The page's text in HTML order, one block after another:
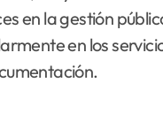
en la gestión
en los